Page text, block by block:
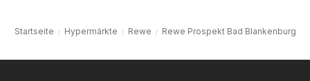
Startseite Hypermärkte Rewe Rewe Prospekt Bad Blankenburg